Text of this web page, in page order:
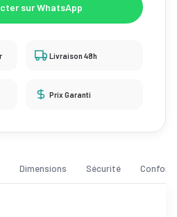
sur WhatsApp
Livraison 48h
Prix Garanti
Dimensions Sécurité Confort